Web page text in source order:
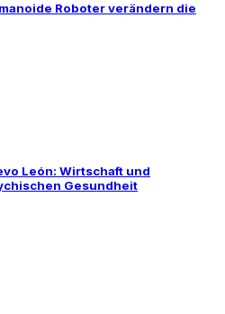
Roboter verändern die
León: Wirtschaft und
Gesundheit